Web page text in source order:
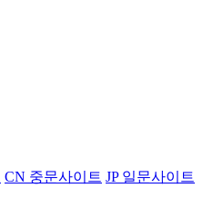
CN 중문사이트 JP일문사이트